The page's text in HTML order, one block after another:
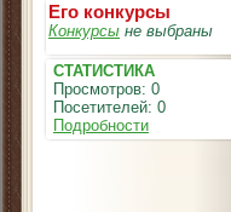
Его конкурсы
Конкурсы не выбраны
СТАТИСТИКА
Просмотров: 0
Посетителей: 0
Подробности